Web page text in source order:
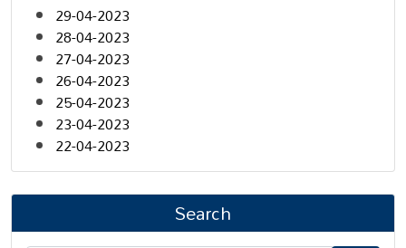
29-04-2023
28-04-2023
27-04-2023
26-04-2023
25-04-2023
23-04-2023
22-04-2023
Search